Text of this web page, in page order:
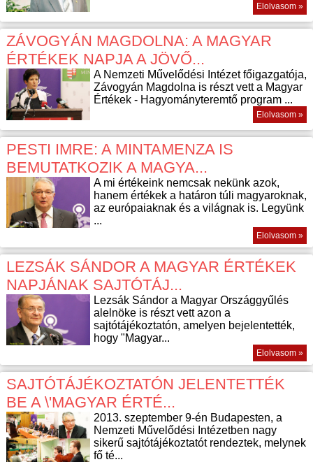
Elolvasom »
ZÁVOGYÁN MAGDOLNA: A MAGYAR
ÉRTÉKEK NAPJA A JÖVŐ...
A Nemzeti Művelődési Intézet főigazgatója,
Závogyán Magdolna is részt vett a Magyar
Értékek - Hagyományteremtő program ...
Elolvasom »
PESTI IMRE: A MINTAMENZA IS
BEMUTATKOZIK A MAGYA...
A mi értékeink nemcsak nekünk azok,
hanem értékek a határon túli magyaroknak,
az európaiaknak és a világnak is. Legyünk
...
Elolvasom »
LEZSÁK SÁNDOR A MAGYAR ÉRTÉKEK
NAPJÁNAK SAJTÓTÁJ...
Lezsák Sándor a Magyar Országgyűlés
alelnöke is részt vett azon a
sajtótájékoztatón, amelyen bejelentették,
hogy "Magyar...
Elolvasom »
SAJTÓTÁJÉKOZTATÓN JELENTETTÉK
BE A \'MAGYAR ÉRTÉ...
2013. szeptember 9-én Budapesten, a
Nemzeti Művelődési Intézetben nagy
sikerű sajtótájékoztatót rendeztek, melynek
fő té...